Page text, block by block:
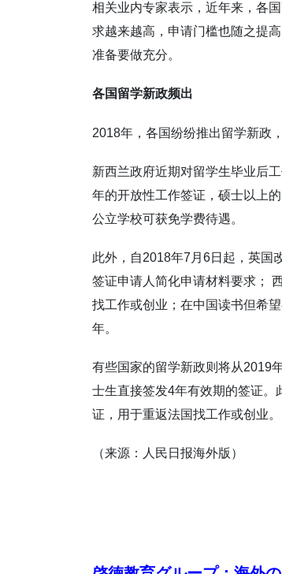
相关业内专家表示，近年来，各
求越来越高，申请门槛也随之提
准备要做充分。
各国留学新政频出
2018年，各国纷纷推出留学新政
新西兰政府近期对留学生毕业后
年的开放性工作签证，硕士以上
公立学校可获免学费待遇。
此外，自2018年7月6日起，英国
签证申请人简化申请材料要求；
找工作或创业；在中国读书但希
年。
有些国家的留学新政则将从2019
士生直接签发4年有效期的签证
证，用于重返法国找工作或创业。
（来源：人民日报海外版）